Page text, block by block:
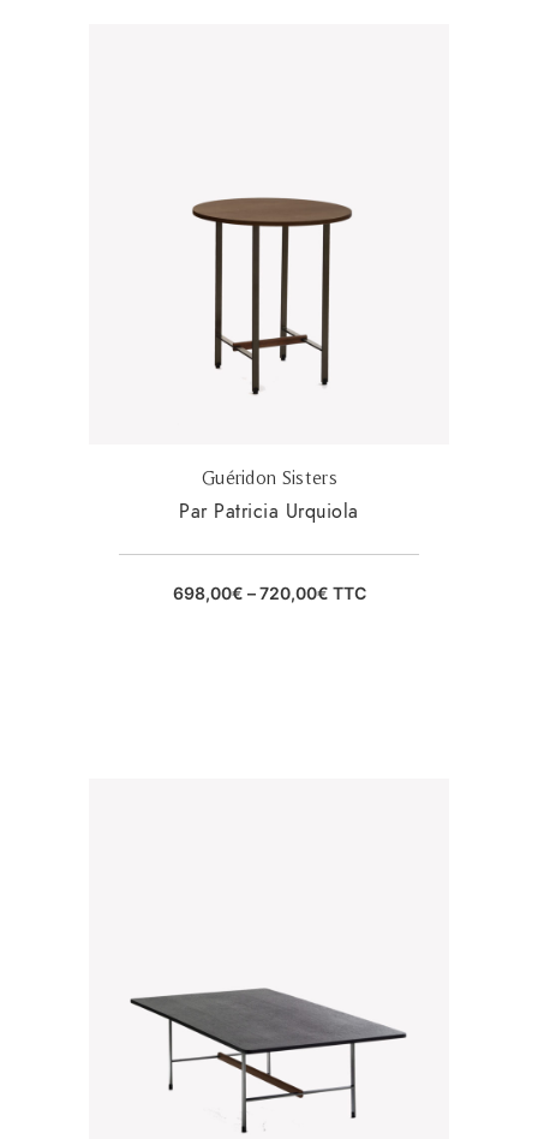
Guéridon Sisters
Par Patricia Urquiola
698,00€ –720,00€ TTC